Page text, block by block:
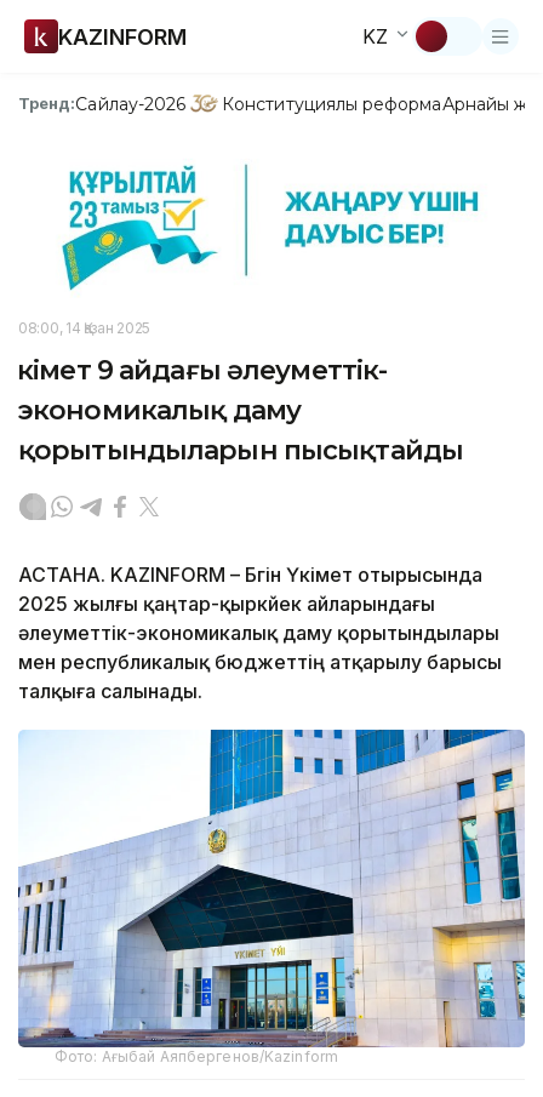
KAZINFORM KZ
Тренд:Сайлау-2026 Конституциялық реформаАрнайы
08:00, 14 Қазан 2025
Үкімет 9 айдағы әлеуметтік-
экономикалық даму
қорытындыларын пысықтайды
АСТАНА. KAZINFORM – Бүгін Үкімет отырысында
2025 жылғы қаңтар-қыркүйек айларындағы
әлеуметтік-экономикалық даму қорытындылары
мен республикалық бюджеттің атқарылу барысы
талқыға салынады.
Фото: Ағыбай Аяпбергенов/Kazinform